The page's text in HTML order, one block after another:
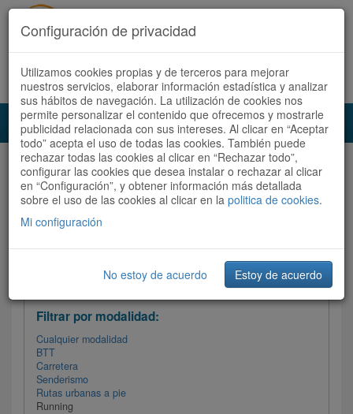
Acceder Registrate ahora Español | Català
Audioruta Todas las rutas
Todas las rutas Ordenar por:Más recientes
Filtrar las rutas
Filtrar por modalidad:
Cualquier modalidad
BTT
Carretera
Senderismo
Rutas urbanas a pie
Running
Configuración de privacidad
Utilizamos cookies propias y de terceros para mejorar
nuestros servicios, elaborar información estadística y analizar
sus hábitos de navegación. La utilización de cookies nos
permite personalizar el contenido que ofrecemos y mostrarle
publicidad relacionada con sus intereses. Al clicar en “Aceptar
todo” acepta el uso de todas las cookies. También puede
rechazar todas las cookies al clicar en “Rechazar todo”,
configurar las cookies que desea instalar o rechazar al clicar
en “Configuración”, y obtener información más detallada
sobre el uso de las cookies al clicar en la politica de cookies.
Mi configuración
No estoy de acuerdo Estoy de acuerdo